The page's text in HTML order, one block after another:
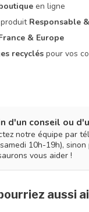
en ligne
Responsable
& Europe
recyclés pour vos
d'un conseil ou
notre équipe par
10h-19h), sinon
vous aider !
aussi